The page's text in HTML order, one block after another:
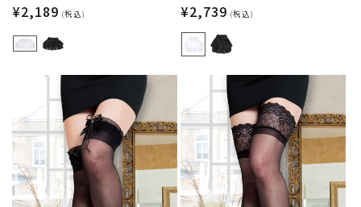
トーン】
通
常
価
¥2,189 (税込)
ストーン】
通
常
価
¥2,739 (税込)